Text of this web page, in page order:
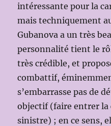
intéressante pour la
mais techniquement
Gubanova a un très
personnalité tient le
très crédible, et
combattif,
s’embarrasse pas de
objectif (faire entrer la
sinistre) ; en ce sens,